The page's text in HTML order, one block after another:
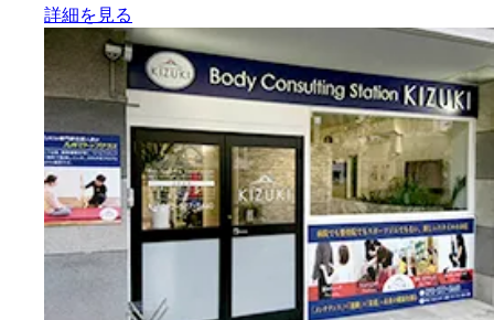
詳細を見る